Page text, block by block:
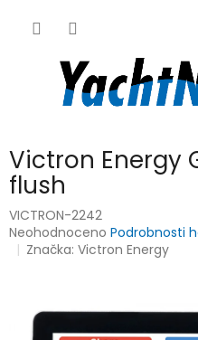
Victron Energy
flush
VICTRON-2242
Průměrné
hodnocení
Neohodnoceno Podrobnosti
Značka:Victron Energy